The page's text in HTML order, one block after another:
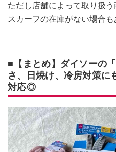
ただし店舗によって取り扱
スカーフの在庫がない場合も
■【まとめ】ダイソーの
さ、日焼け、冷房対策に
対応◎